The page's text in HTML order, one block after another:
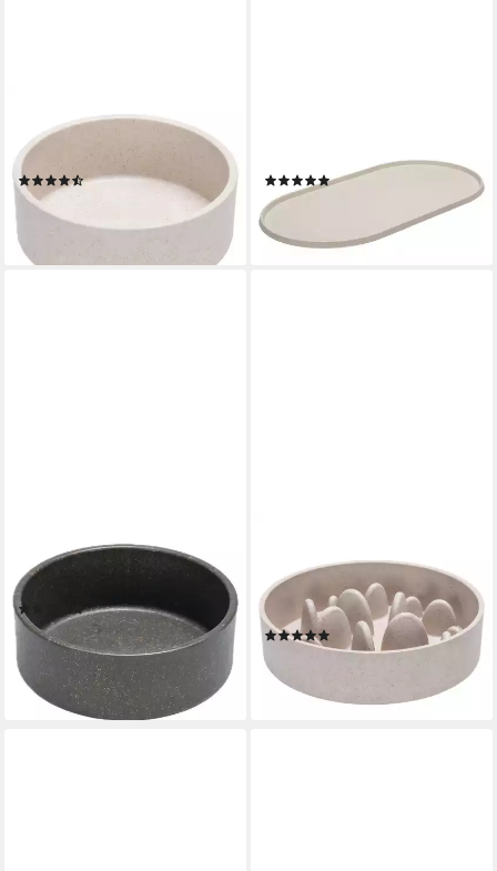
Futternapf Hundenapf Noor
beige aus Bambus
(4)
ab 8,09 €
lieferbar - in 9-11 Werktagen bei
dir
Oona beige aus Silikon
(1)
22,59 €
lieferbar - in 9-11 Werktagen bei
dir
Futternapf Hundenapf Noor
grau aus Bambus
(1)
ab 8,09 €
lieferbar - in 9-11 Werktagen bei
dir
Antischlingnapf Antischling-
Napf Pom beige aus Bambus
für Hunde
(4)
ab 13,79 €
lieferbar - in 9-11 Werktagen bei